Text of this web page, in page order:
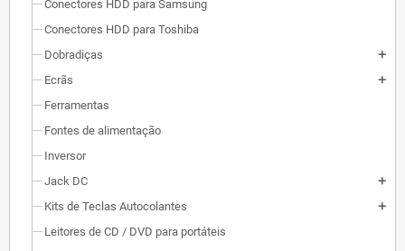
Conectores HDD para Samsung
Conectores HDD para Toshiba
Dobradiças
add
Ecrãs add
Ferramentas
Fontes de alimentação
Inversor
Jack DC
add
Kits de Teclas Autocolantes add
Leitores de CD / DVD para portáteis